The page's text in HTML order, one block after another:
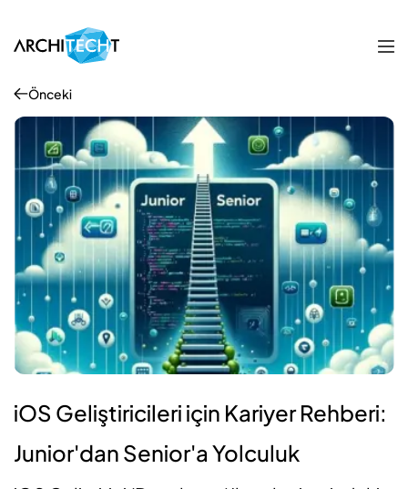
Önceki
iOS Geliştiricileri için Kariyer Rehberi:
Junior'dan Senior'a Yolculuk